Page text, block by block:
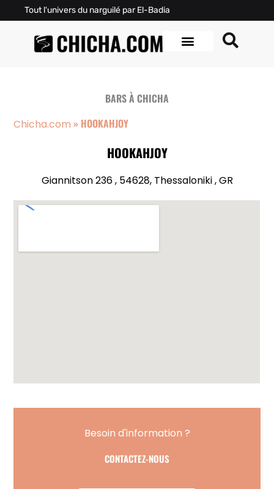
Tout l'univers du narguilé par El-Badia
BARS À CHICHA
Chicha.com » HOOKAHJOY
HOOKAHJOY
Giannitson 236 , 54628, Thessaloniki , GR
Besoin d'information ?
CONTACTEZ-NOUS